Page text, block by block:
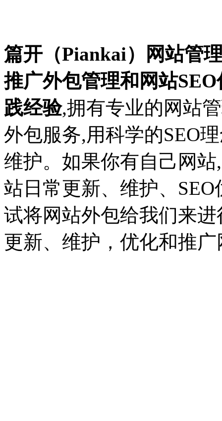
篇开（Piankai）网站管
推广外包管理和网站SEO
践经验,拥有专业的网站
外包服务,用科学的SEO
维护。如果你有自己网站,
站日常更新、维护、 SEO
试将网站外包给我们来
更新、维护 ， 优化和推广